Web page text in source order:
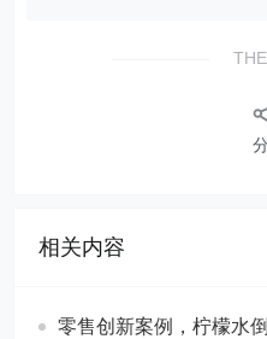
相关内容
零售创新案例，柠檬水